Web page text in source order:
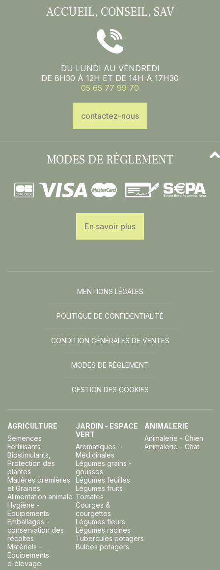
ACCUEIL, CONSEIL, SAV
DU LUNDI AU VENDREDI
DE 8H30 À 12H ET DE 14H À 17H30
05 65 77 99 70
contactez-nous
MODES DE RÈGLEMENT
En savoir plus
MENTIONS LÉGALES
POLITIQUE DE CONFIDENTIALITÉ
CONDITION GÉNÉRALES DE VENTES
MODES DE RÈGLEMENT
GESTION DES COOKIES
AGRICULTURE
Semences
Fertilisants
Biostimulants,
Protection des
plantes
Matières premières
et Graines
Alimentation animale
Hygiène -
Equipements
Emballages -
conservation des
récoltes
Matériels -
Equipements
d'élevage
JARDIN - ESPACE
VERT
Aromatiques -
Médicinales
Légumes grains -
gousses
Légumes feuilles
Légumes fruits
Tomates
Courges &
courgettes
Légumes fleurs
Légumes racines
Tubercules potagers
Bulbes potagers
ANIMALERIE
Animalerie - Chien
Animalerie - Chat